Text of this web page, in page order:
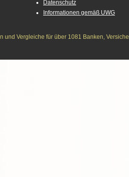
Datenschutz
Informationen gemäß UWG
und Vergleiche für über 1081 Banken,